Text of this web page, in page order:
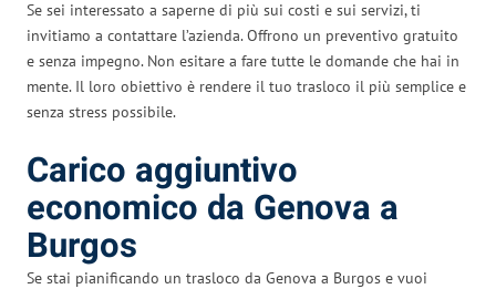
Se sei interessato a saperne di più sui costi e sui servizi, ti
invitiamo a contattare l’azienda. Offrono un preventivo gratuito
e senza impegno. Non esitare a fare tutte le domande che hai in
mente. Il loro obiettivo è rendere il tuo trasloco il più semplice e
senza stress possibile.
Carico aggiuntivo
economico da Genova a
Burgos
Se stai pianificando un trasloco da Genova a Burgos e vuoi